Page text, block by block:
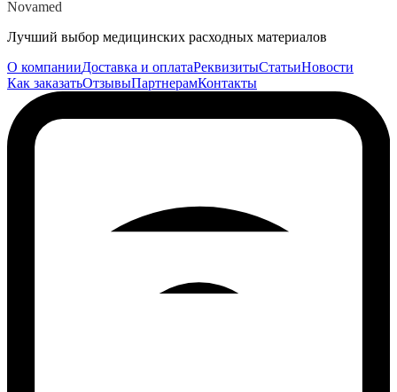
Novamed
Лучший выбор медицинских расходных материалов
О компанииДоставка и оплатаРеквизитыСтатьиНовости
Как заказатьОтзывыПартнерамКонтакты